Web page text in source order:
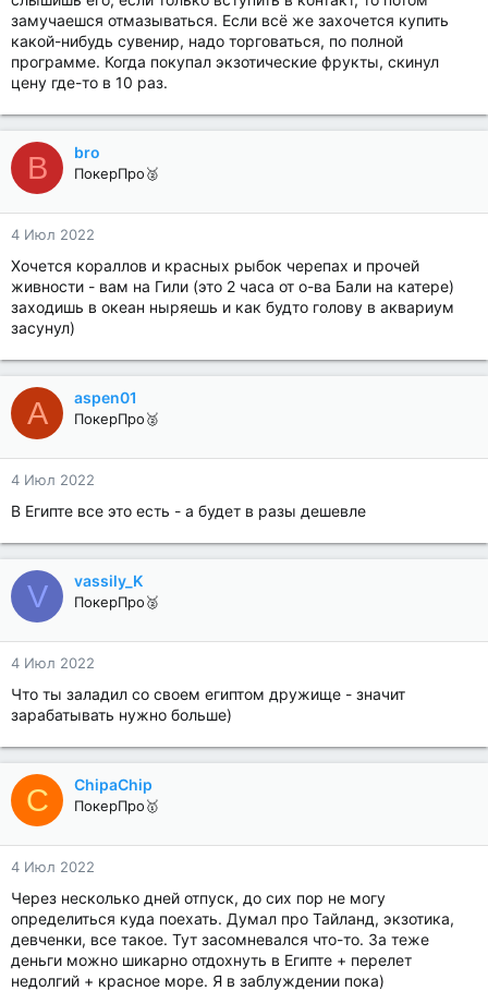
замучаешся отмазываться. Если всё же захочется купить
какой-нибудь сувенир, надо торговаться, по полной
программе. Когда покупал экзотические фрукты, скинул
цену где-то в 10 раз.
B bro
ПокерПро🥈
4 Июл 2022
Хочется кораллов и красных рыбок черепах и прочей
живности - вам на Гили (это 2 часа от о-ва Бали на катере)
заходишь в океан ныряешь и как будто голову в аквариум
засунул)
A aspen01
ПокерПро🥈
4 Июл 2022
В Египте все это есть - а будет в разы дешевле
V vassily_K
ПокерПро🥈
4 Июл 2022
Что ты заладил со своем египтом дружище - значит
зарабатывать нужно больше)
C ChipaChip
ПокерПро🥇
4 Июл 2022
Через несколько дней отпуск, до сих пор не могу
определиться куда поехать. Думал про Тайланд, экзотика,
девченки, все такое. Тут засомневался что-то. За теже
деньги можно шикарно отдохнуть в Египте + перелет
недолгий + красное море. Я в заблуждении пока)